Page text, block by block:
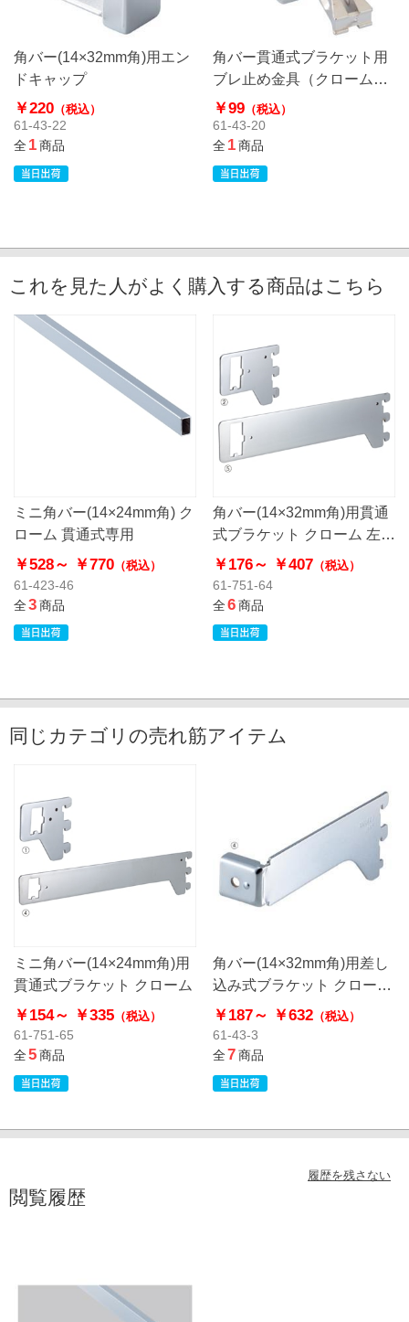
角バー(14×32mm角)用エン
ドキャップ
￥220 （税込）
61-43-22
全1商品
角バー貫通式ブラケット用
ブレ止め金具（クローム
用）
￥99 （税込）
61-43-20
全1商品
これを見た人がよく購入する商品はこちら
ミニ角バー(14×24mm角) ク
ローム 貫通式専用
￥528～ ￥770 （税込）
61-423-46
全3商品
角バー(14×32mm角)用貫通
式ブラケット クローム 左右
兼用
￥176～ ￥407（税込）
61-751-64
全6商品
同じカテゴリの売れ筋アイテム
ミニ角バー(14×24mm角)用
貫通式ブラケット クローム
￥154～ ￥335 （税込）
61-751-65
全5商品
角バー(14×32mm角)用差し
込み式ブラケット クローム
右
￥187～ ￥632（税込）
61-43-3
全7商品
履歴を残さない
閲覧履歴